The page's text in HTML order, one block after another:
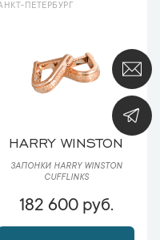
ПЕТЕРБУРГ
HARRY WINSTON
ЗАПОНКИ HARRY WINSTON
CUFFLINKS
182 600 руб.